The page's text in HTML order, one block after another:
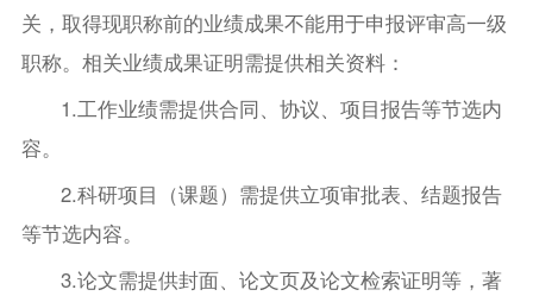
关，取得现职称前的业绩成果不能用于申报评审高一级
职称。相关业绩成果证明需提供相关资料：
1.工作业绩需提供合同、协议、项目报告等节选内
容。
2.科研项目（课题）需提供立项审批表、结题报告
等节选内容。
3.论文需提供封面、论文页及论文检索证明等，著